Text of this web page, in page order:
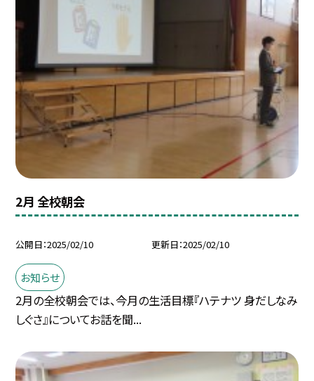
2月 全校朝会
公開日 2025/02/10 更新日 2025/02/10
お知らせ
2月の全校朝会では、今月の生活目標『ハテナツ 身だしなみ
しぐさ』についてお話を聞...